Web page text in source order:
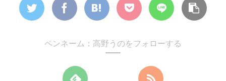
ペンネーム：高野うのをフォローする